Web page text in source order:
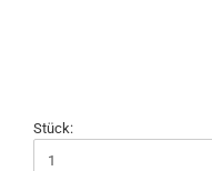
Stück: